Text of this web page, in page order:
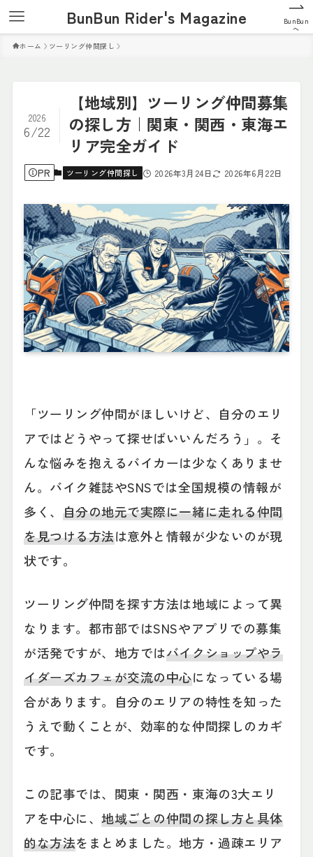
BunBun Rider's Magazine BunBun
へ
ホーム ツーリング仲間探し
【地域別】ツーリング仲間募集
の探し方｜関東・関西・東海エ
リア完全ガイド
2026
6/22
PR ツーリング仲間探し 2026年3月24日 2026年6月22日
「ツーリング仲間がほしいけど、自分のエリ
アではどうやって探せばいいんだろう」。そ
んな悩みを抱えるバイカーは少なくありませ
ん。バイク雑誌やSNSでは全国規模の情報が
多く、 自分の地元で実際に一緒に走れる仲間
を見つける方法は意外と情報が少ないのが現
状です。
ツーリング仲間を探す方法は地域によって異
なります。都市部ではSNSやアプリでの募集
が活発ですが、地方ではバイクショップやラ
イダーズカフェが交流の中心になっている場
合があります。自分のエリアの特性を知った
うえで動くことが、効率的な仲間探しのカギ
です。
この記事では、関東・関西・東海の3大エリ
アを中心に、地域ごとの仲間の探し方と具体
的な方法をまとめました。地方・過疎エリア